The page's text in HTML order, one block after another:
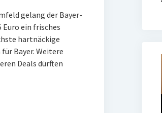
gelang der Bayer-
Euro ein frisches
hartnäckige
Bayer. Weitere
Deals dürften